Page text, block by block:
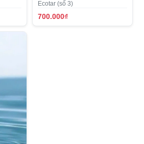
Ecotar (số 3)
700.000₫